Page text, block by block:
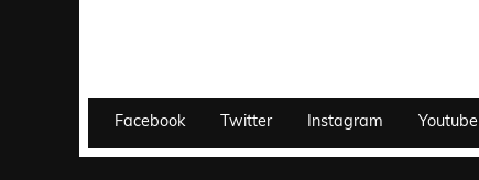
Facebook Twitter Instagram Youtube